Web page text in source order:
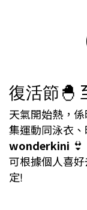
復活節🐣
天氣開始熱，
集運動同泳衣、
wonderkini 👙
可根據個人喜
定!